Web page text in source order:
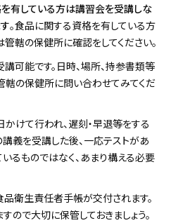
有している方は講習会を受講しな
。食品に関する資格を有している方
轄の保健所に確認をしてください。
可能です。日時、場所、持参書類等
轄の保健所に問い合わせてみてくだ
けて行われ、遅刻・早退等をする
義を受講した後、一応テストがあ
るものではなく、あまり構える必要
品衛生責任者手帳が交付されます。
で大切に保管しておきましょう。